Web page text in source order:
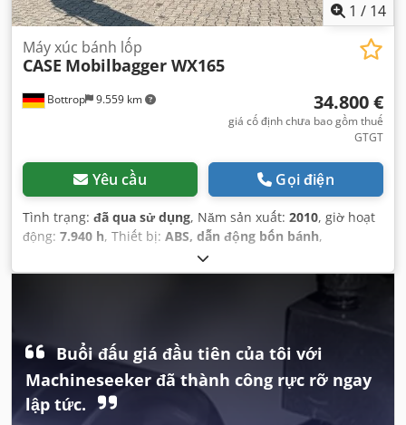
1 / 14
Bottrop 9.559 km
Máy xúc bánh lốp
CASE Mobilbagger WX165
34.800 €
giá cố định chưa bao gồm thuế
GTGT
Yêu cầu Gọi điện
Tình trạng: đã qua sử dụng, Năm sản xuất: 2010, giờ hoạt
động: 7.940 h, Thiết bị: ABS, dẫn động bốn bánh,
Buổi đấu giá đầu tiên của tôi với
Machineseeker đã thành công rực rỡ ngay
lập tức.